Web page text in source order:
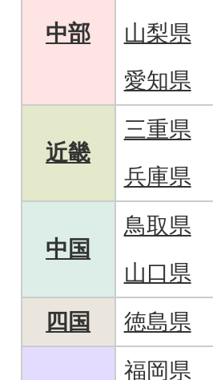
中部
山梨県
愛知県
近畿
三重県
兵庫県
中国
鳥取県
山口県
四国
徳島県
福岡県